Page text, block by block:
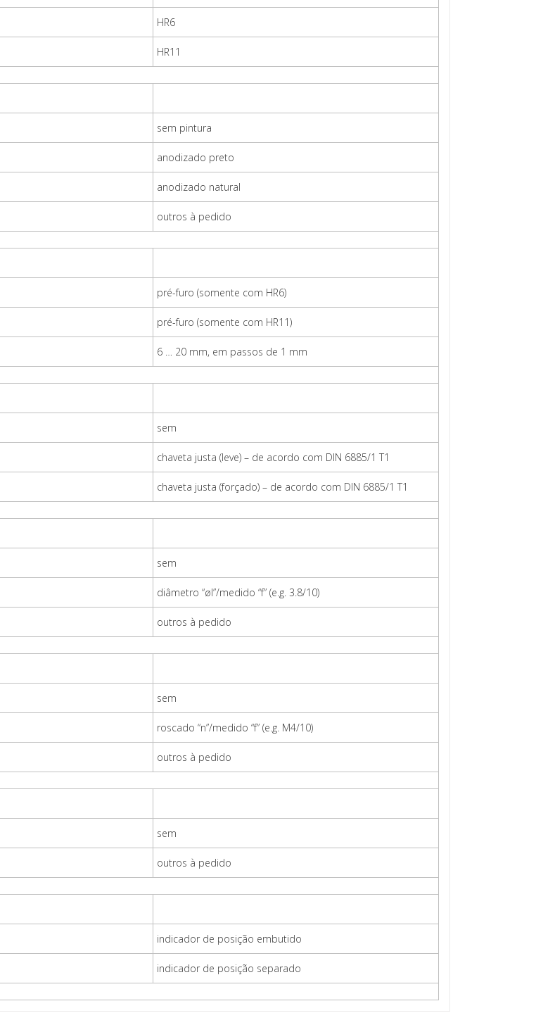
HR6
HR11
sem pintura
anodizado preto
anodizado natural
outros à pedido
pré-furo (somente com HR6)
pré-furo (somente com HR11)
6 … 20 mm, em passos de 1 mm
sem
chaveta justa (leve) – de acordo com DIN 6885/1 T1
chaveta justa (forçado) – de acordo com DIN 6885/1 T1
sem
diâmetro “øl”/medido “f” (e.g. 3.8/10)
outros à pedido
sem
roscado “n”/medido “f” (e.g. M4/10)
outros à pedido
sem
outros à pedido
indicador de posição embutido
indicador de posição separado